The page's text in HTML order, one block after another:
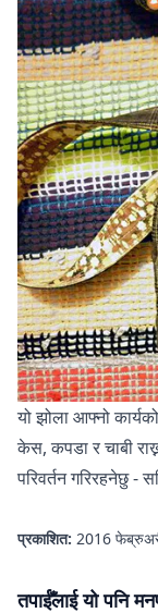
यो झोला आफ्नो
केस, कपडा र चाबी
परिवर्तन गरिरहनेछु -
प्रकाशित: 2016
तपाईँलाई यो पनि